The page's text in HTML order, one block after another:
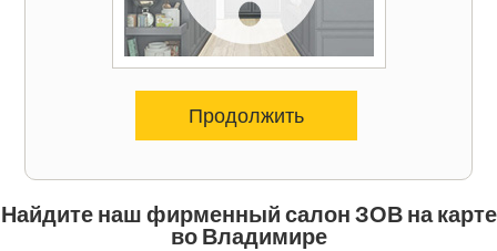
Продолжить
Найдите наш фирменный салон ЗОВ на карте
во Владимире